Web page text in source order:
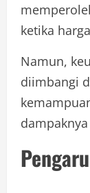
ketika
Namun,
diimbangi